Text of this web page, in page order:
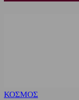
ΚΟΣΜΟΣ